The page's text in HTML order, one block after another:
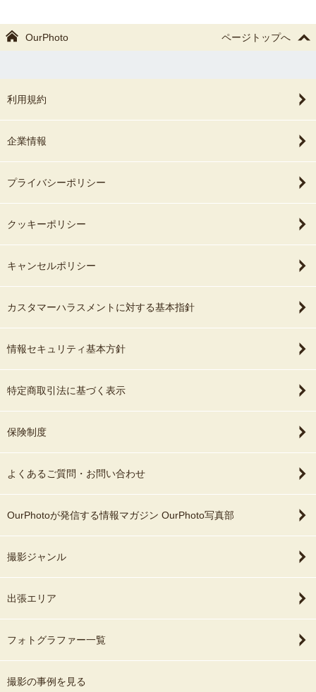
OurPhoto ページトップへ
利用規約
企業情報
プライバシーポリシー
クッキーポリシー
キャンセルポリシー
カスタマーハラスメントに対する基本指針
情報セキュリティ基本方針
特定商取引法に基づく表示
保険制度
よくあるご質問・お問い合わせ
OurPhotoが発信する情報マガジン OurPhoto写真部
撮影ジャンル
出張エリア
フォトグラファー一覧
撮影の事例を見る